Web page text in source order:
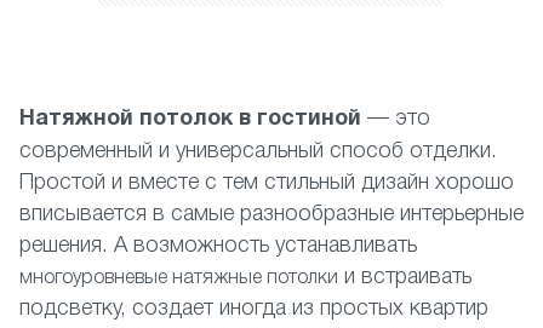
Натяжной потолок в гостиной — это
современный и универсальный способ отделки.
Простой и вместе с тем стильный дизайн хорошо
вписывается в самые разнообразные интерьерные
решения. А возможность устанавливать
многоуровневые натяжные потолки и встраивать
подсветку, создает иногда из простых квартир